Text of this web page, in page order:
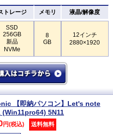
トレージ メモリ 液晶/解像度
SSD
256GB
新品
NVMe
8
GB
12インチ
2880×1920
【即納パソコン】Let's note
(Win11pro64) 5N11
円(税込) 送料無料